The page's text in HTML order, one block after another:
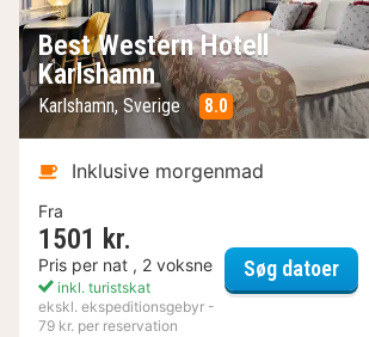
Best Western Hotell
Karlshamn
Karlshamn, Sverige 8.0
Inklusive morgenmad
Fra
1501 kr.
Pris per nat , 2 voksne
inkl. turistskat
ekskl. ekspeditionsgebyr -
79 kr. per reservation
Søg datoer